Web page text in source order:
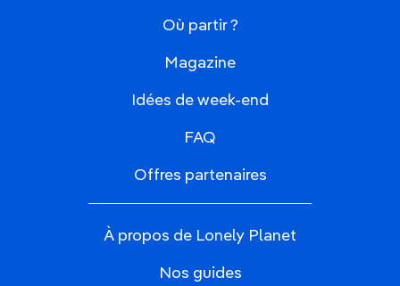
Où partir ?
Magazine
Idées de week-end
FAQ
Offres partenaires
À propos de Lonely Planet
Nos guides